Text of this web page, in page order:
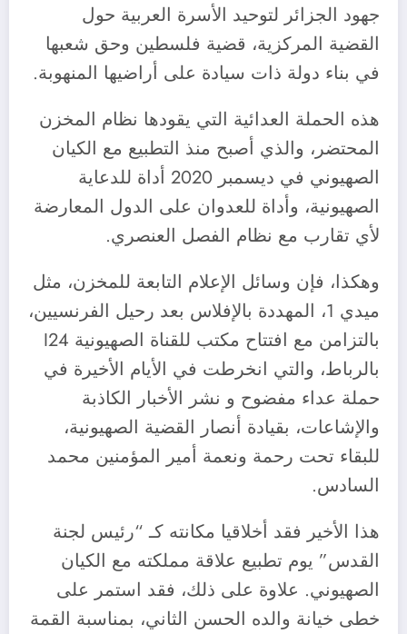
جهود الجزائر لتوحيد الأسرة العربية حول
القضية المركزية، قضية فلسطين وحق شعبها
في بناء دولة ذات سيادة على أراضيها المنهوبة.
هذه الحملة العدائية التي يقودها نظام المخزن
المحتضر، والذي أصبح منذ التطبيع مع الكيان
الصهيوني في ديسمبر 2020 أداة للدعاية
الصهيونية، وأداة للعدوان على الدول المعارضة
لأي تقارب مع نظام الفصل العنصري.
وهكذا، فإن وسائل الإعلام التابعة للمخزن، مثل
ميدي 1، المهددة بالإفلاس بعد رحيل الفرنسيين،
بالتزامن مع افتتاح مكتب للقناة الصهيونية I24
بالرباط، والتي انخرطت في الأيام الأخيرة في
حملة عداء مفضوح و نشر الأخبار الكاذبة
والإشاعات، بقيادة أنصار القضية الصهيونية،
للبقاء تحت رحمة ونعمة أمير المؤمنين محمد
السادس.
هذا الأخير فقد أخلاقيا مكانته كـ “رئيس لجنة
القدس” يوم تطبيع علاقة مملكته مع الكيان
الصهيوني. علاوة على ذلك، فقد استمر على
خطى خيانة والده الحسن الثاني، بمناسبة القمة